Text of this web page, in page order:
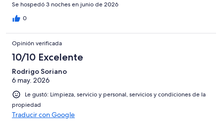
Se hospedó 3 noches en junio de 2026
0
Opinión verificada
10/10 Excelente
Rodrigo Soriano
6 may. 2026
Le gustó: Limpieza, servicio y personal, servicios y condiciones de la
propiedad
Traducir con Google